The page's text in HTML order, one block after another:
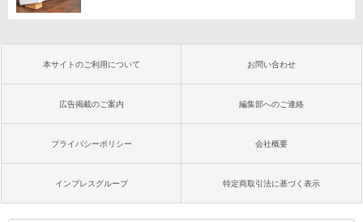
本サイトのご利用について お問い合わせ
広告掲載のご案内 編集部へのご連絡
プライバシーポリシー 会社概要
インプレスグループ 特定商取引法に基づく表示